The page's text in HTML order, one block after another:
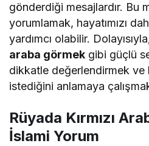
gönderdiği mesajlardır. Bu
yorumlamak, hayatımızı
yardımcı olabilir.
araba görmek gibi güçlü
dikkatle değerlendirmek ve
istediğini anlamaya
Rüyada Kırmızı
İslami Yorum